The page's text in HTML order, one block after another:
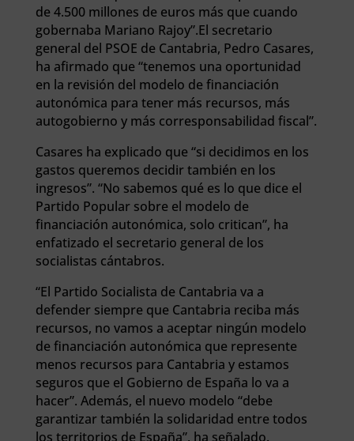
de 4.500 millones de euros más que cuando
gobernaba Mariano Rajoy”.El secretario
general del PSOE de Cantabria, Pedro Casares,
ha afirmado que “tenemos una oportunidad
en la revisión del modelo de financiación
autonómica para tener más recursos, más
autogobierno y más corresponsabilidad fiscal”.
Casares ha explicado que “si decidimos en los
gastos queremos decidir también en los
ingresos”. “No sabemos qué es lo que dice el
Partido Popular sobre el modelo de
financiación autonómica, solo critican”, ha
enfatizado el secretario general de los
socialistas cántabros.
“El Partido Socialista de Cantabria va a
defender siempre que Cantabria reciba más
recursos, no vamos a aceptar ningún modelo
de financiación autonómica que represente
menos recursos para Cantabria y estamos
seguros que el Gobierno de España lo va a
hacer”. Además, el nuevo modelo “debe
garantizar también la solidaridad entre todos
los territorios de España”, ha señalado.